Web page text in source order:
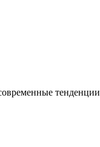
тенденции